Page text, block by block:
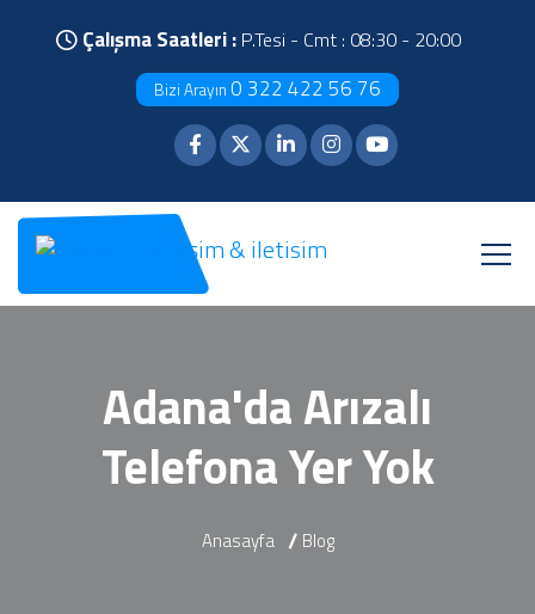
Çalışma Saatleri : P.Tesi - Cmt : 08:30 - 20:00
Bizi Arayın 0 322 422 56 76
Adana'da Arızalı
Telefona Yer Yok
Anasayfa Blog